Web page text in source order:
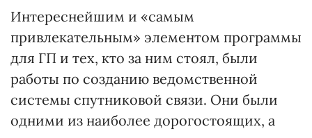
Интереснейшим и «самым
привлекательным» элементом программы
для ГП и тех, кто за ним стоял, были
работы по созданию ведомственной
системы спутниковой связи. Они были
одними из наиболее дорогостоящих, а